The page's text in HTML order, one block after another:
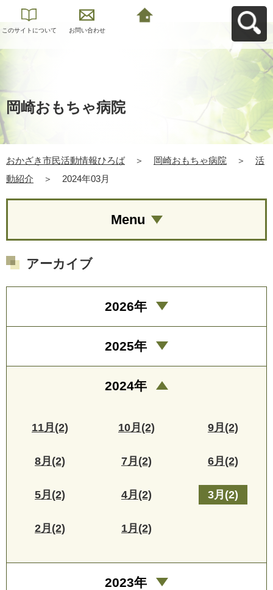
このサイトについて お問い合わせ
岡崎おもちゃ病院
おかざき市民活動情報ひろば ＞ 岡崎おもちゃ病院 ＞
活
動紹介
＞ 2024年03月
Menu
アーカイブ
2026年
2025年
2024年
11月(2) 10月(2) 9月(2)
8月(2) 7月(2) 6月(2)
5月(2) 4月(2) 3月(2)
2月(2) 1月(2)
2023年